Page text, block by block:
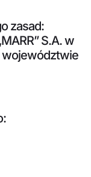
zasad:
S.A. w
województwie